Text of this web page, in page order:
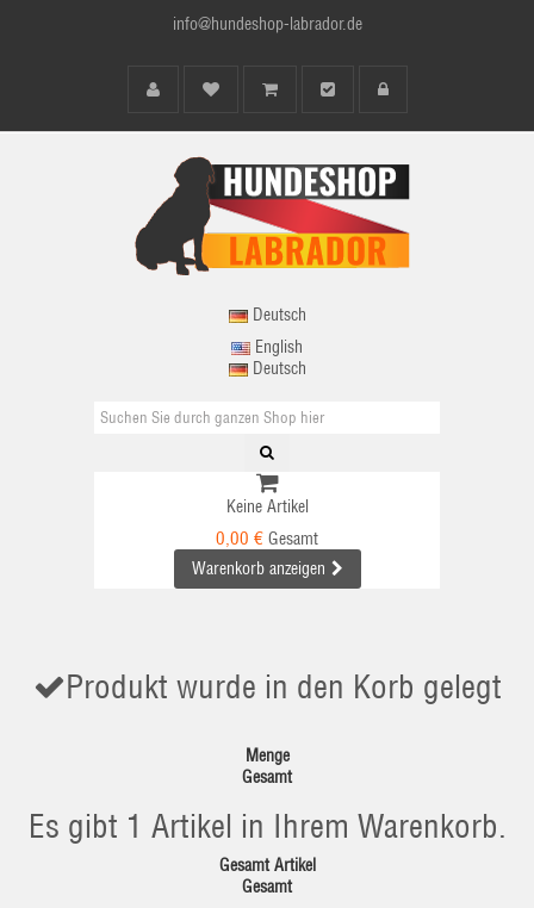
info@hundeshop-labrador.de
Deutsch
English
Deutsch
Keine Artikel
0,00 € Gesamt
Warenkorb anzeigen
Produkt wurde in den Korb gelegt
Menge
Gesamt
Es gibt 1 Artikel in Ihrem Warenkorb.
Gesamt Artikel
Gesamt